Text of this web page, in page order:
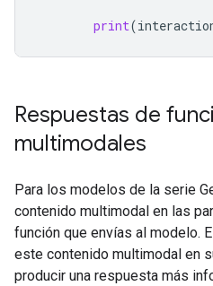
print(
Respuestas de
multimodales
Para los modelos de la serie
contenido multimodal en las
función que envías al modelo.
este contenido multimodal en
producir una respuesta más